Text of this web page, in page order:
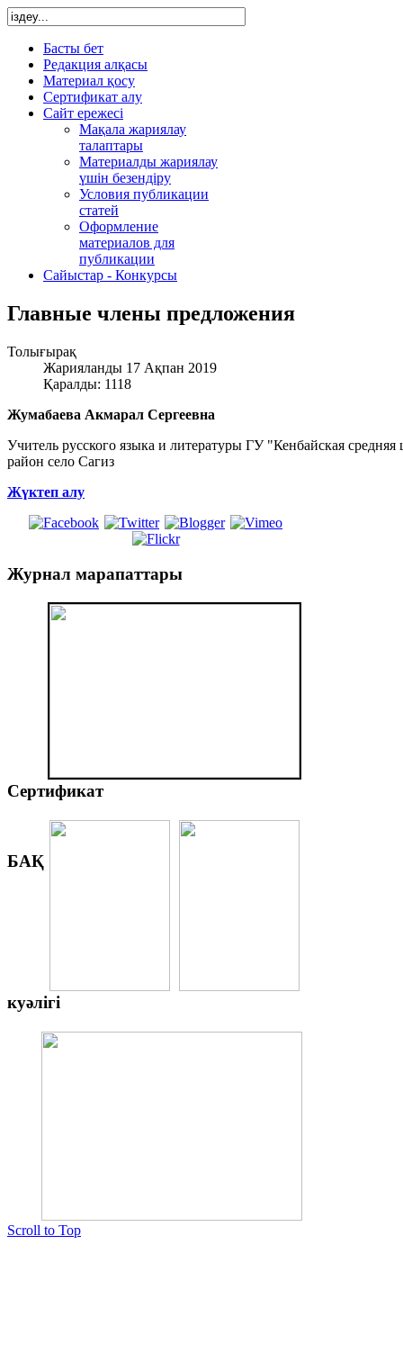
Басты бет
Редакция алқасы
Материал қосу
Сертификат алу
Сайт ережесі
Мақала жариялау
талаптары
Материалды жариялау
үшін безендіру
Условия публикации
статей
Оформление
материалов для
публикации
Сайыстар - Конкурсы
Главные члены предложения
Толығырақ
Жарияланды 17 Ақпан 2019
Қаралды: 1118
Жумабаева Акмарал Сергеевна
Учитель русского языка и литературы ГУ "Кенбайская
район село Сагиз
Жүктеп алу
Журнал марапаттары
Сертификат
БАҚ
куәлігі
Scroll to Top